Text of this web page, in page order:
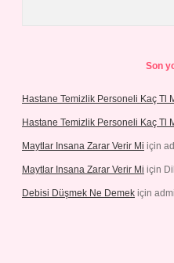
Son
Hastane Temizlik Personeli Kaç Tl
Hastane Temizlik Personeli Kaç Tl
Maytlar Insana Zarar Verir Mi için
Maytlar Insana Zarar Verir Mi için
Debisi Düşmek Ne Demek için